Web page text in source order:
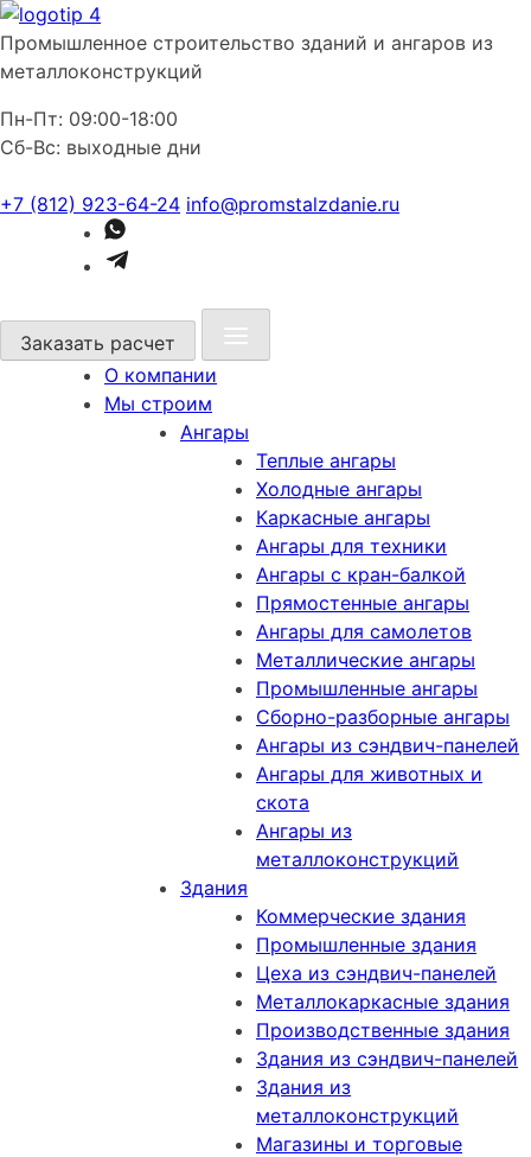
Промышленное строительство зданий и ангаров из
металлоконструкций
Пн-Пт: 09:00-18:00
Сб-Вс: выходные дни
+7 (812) 923-64-24 info@promstalzdanie.ru
Заказать расчет
О компании
Мы строим
Ангары
Теплые ангары
Холодные ангары
Каркасные ангары
Ангары для техники
Ангары с кран-балкой
Прямостенные ангары
Ангары для самолетов
Металлические ангары
Промышленные ангары
Сборно-разборные ангары
Ангары из сэндвич-панелей
Ангары для животных и
скота
Ангары из
металлоконструкций
Здания
Коммерческие здания
Промышленные здания
Цеха из сэндвич-панелей
Металлокаркасные здания
Производственные здания
Здания из сэндвич-панелей
Здания из
металлоконструкций
Магазины и торговые